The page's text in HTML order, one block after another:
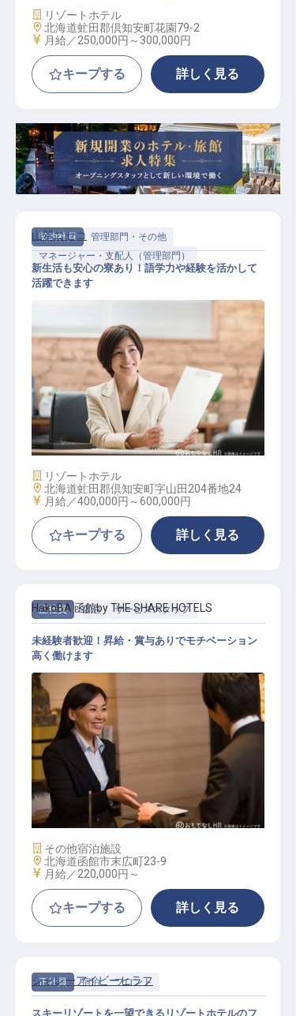
施設業態
リゾートホテル
勤務地
北海道虻田郡倶知安町花園79-2
給与
月給／250,000円～ 300,000円
キープする 詳しく見る
契約社員
管理部門・その他
マネージャー・支配人（管理部門）
マネージャー・支配人（管理部門）
/ 契約社員
山翠ニセコ
新生活も安心の寮あり！語学力や経験を活かして
活躍できます
施設業態
リゾートホテル
勤務地
北海道虻田郡倶知安町字山田204番地24
給与
月給／400,000円～600,000円
キープする 詳しく見る
正社員 宿泊 サービススタッフ
ホテルスタッフ（正社員）
HakoBA 函館by THE SHARE HOTELS
未経験者歓迎！昇給・賞与ありでモチベーション
高く働けます
施設業態
その他宿泊施設
勤務地
北海道函館市末広町23-9
給与
月給／220,000円～
キープする 詳しく見る
正社員 宿泊 フロント
シャレーアイビーヒラフ
スキーリゾートを一望できるリゾートホテルのフ